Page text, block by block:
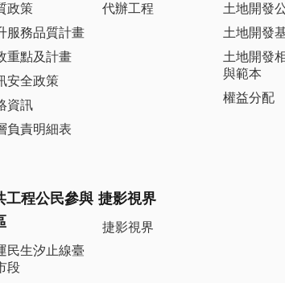
政策
服務品質計畫
重點及計畫
安全政策
資訊
負責明細表
代辦工程
土地開發
土地開發
土地開發
與範本
權益分配
工程公民參與
民生汐止線臺
段
捷影視界
捷影視界